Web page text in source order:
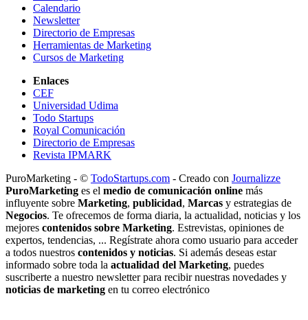
Calendario
Newsletter
Directorio de Empresas
Herramientas de Marketing
Cursos de Marketing
Enlaces
CEF
Universidad Udima
Todo Startups
Royal Comunicación
Directorio de Empresas
Revista IPMARK
PuroMarketing - © TodoStartups.com - Creado con Journalizze
PuroMarketing es el medio de comunicación online más
influyente sobre Marketing, publicidad, Marcas y estrategias de
Negocios. Te ofrecemos de forma diaria, la actualidad, noticias y los
mejores contenidos sobre Marketing. Estrevistas, opiniones de
expertos, tendencias, ... Regístrate ahora como usuario para acceder
a todos nuestros contenidos y noticias. Si además deseas estar
informado sobre toda la actualidad del Marketing, puedes
suscriberte a nuestro newsletter para recibir nuestras novedades y
noticias de marketing en tu correo electrónico